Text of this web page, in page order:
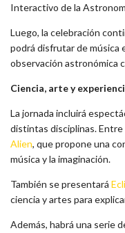
Interactivo de la
Luego, la celebración
podrá disfrutar de música
observación astronómica
Ciencia, arte y
La jornada incluirá
distintas disciplinas.
Alien, que propone una
música y la imaginación.
También se presentará
ciencia y artes para
Además, habrá una serie